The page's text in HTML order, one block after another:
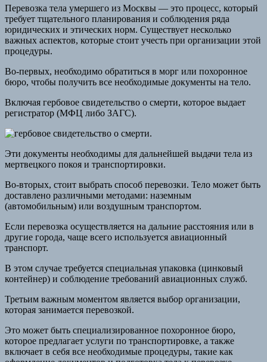
Перевозка тела умершего из Москвы — это процесс, который
требует тщательного планирования и соблюдения ряда
юридических и этических норм. Существует несколько
важных аспектов, которые стоит учесть при организации этой
процедуры.
Во-первых, необходимо обратиться в морг или похоронное
бюро, чтобы получить все необходимые документы на тело.
Включая гербовое свидетельство о смерти, которое выдает
регистратор (МФЦ либо ЗАГС).
Эти документы необходимы для дальнейшей выдачи тела из
мертвецкого покоя и транспортировки.
Во-вторых, стоит выбрать способ перевозки. Тело может быть
доставлено различными методами: наземным
(автомобильным) или воздушным транспортом.
Если перевозка осуществляется на дальние расстояния или в
другие города, чаще всего используется авиационный
транспорт.
В этом случае требуется специальная упаковка (цинковый
контейнер) и соблюдение требований авиационных служб.
Третьим важным моментом является выбор организации,
которая занимается перевозкой.
Это может быть специализированное похоронное бюро,
которое предлагает услуги по транспортировке, а также
включает в себя все необходимые процедуры, такие как